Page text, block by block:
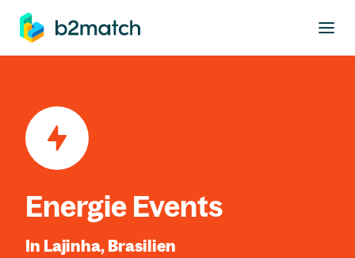
springen
Energie Events
In Lajinha, Brasilien